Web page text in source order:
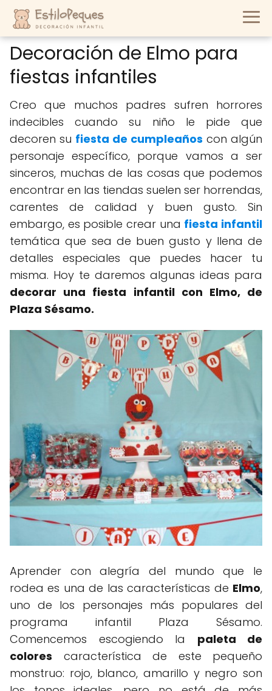
Decoración de Elmo para
fiestas infantiles
Creo que muchos padres sufren horrores
indecibles cuando su niño le pide que
decoren su fiesta de cumpleaños con algún
personaje específico, porque vamos a ser
sinceros, muchas de las cosas que podemos
encontrar en las tiendas suelen ser horrendas,
carentes de calidad y buen gusto. Sin
embargo, es posible crear una fiesta infantil
temática que sea de buen gusto y llena de
detalles especiales que puedes hacer tu
misma. Hoy te daremos algunas ideas para
decorar una fiesta infantil con Elmo, de
Plaza Sésamo.
Aprender con alegría del mundo que le
rodea es una de las características de Elmo,
uno de los personajes más populares del
programa infantil Plaza Sésamo.
Comencemos escogiendo la paleta de
colores característica de este pequeño
monstruo: rojo, blanco, amarillo y negro son